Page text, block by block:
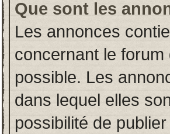
Que sont les
Les annonces
concernant le
possible. Les
dans lequel elles
possibilité de